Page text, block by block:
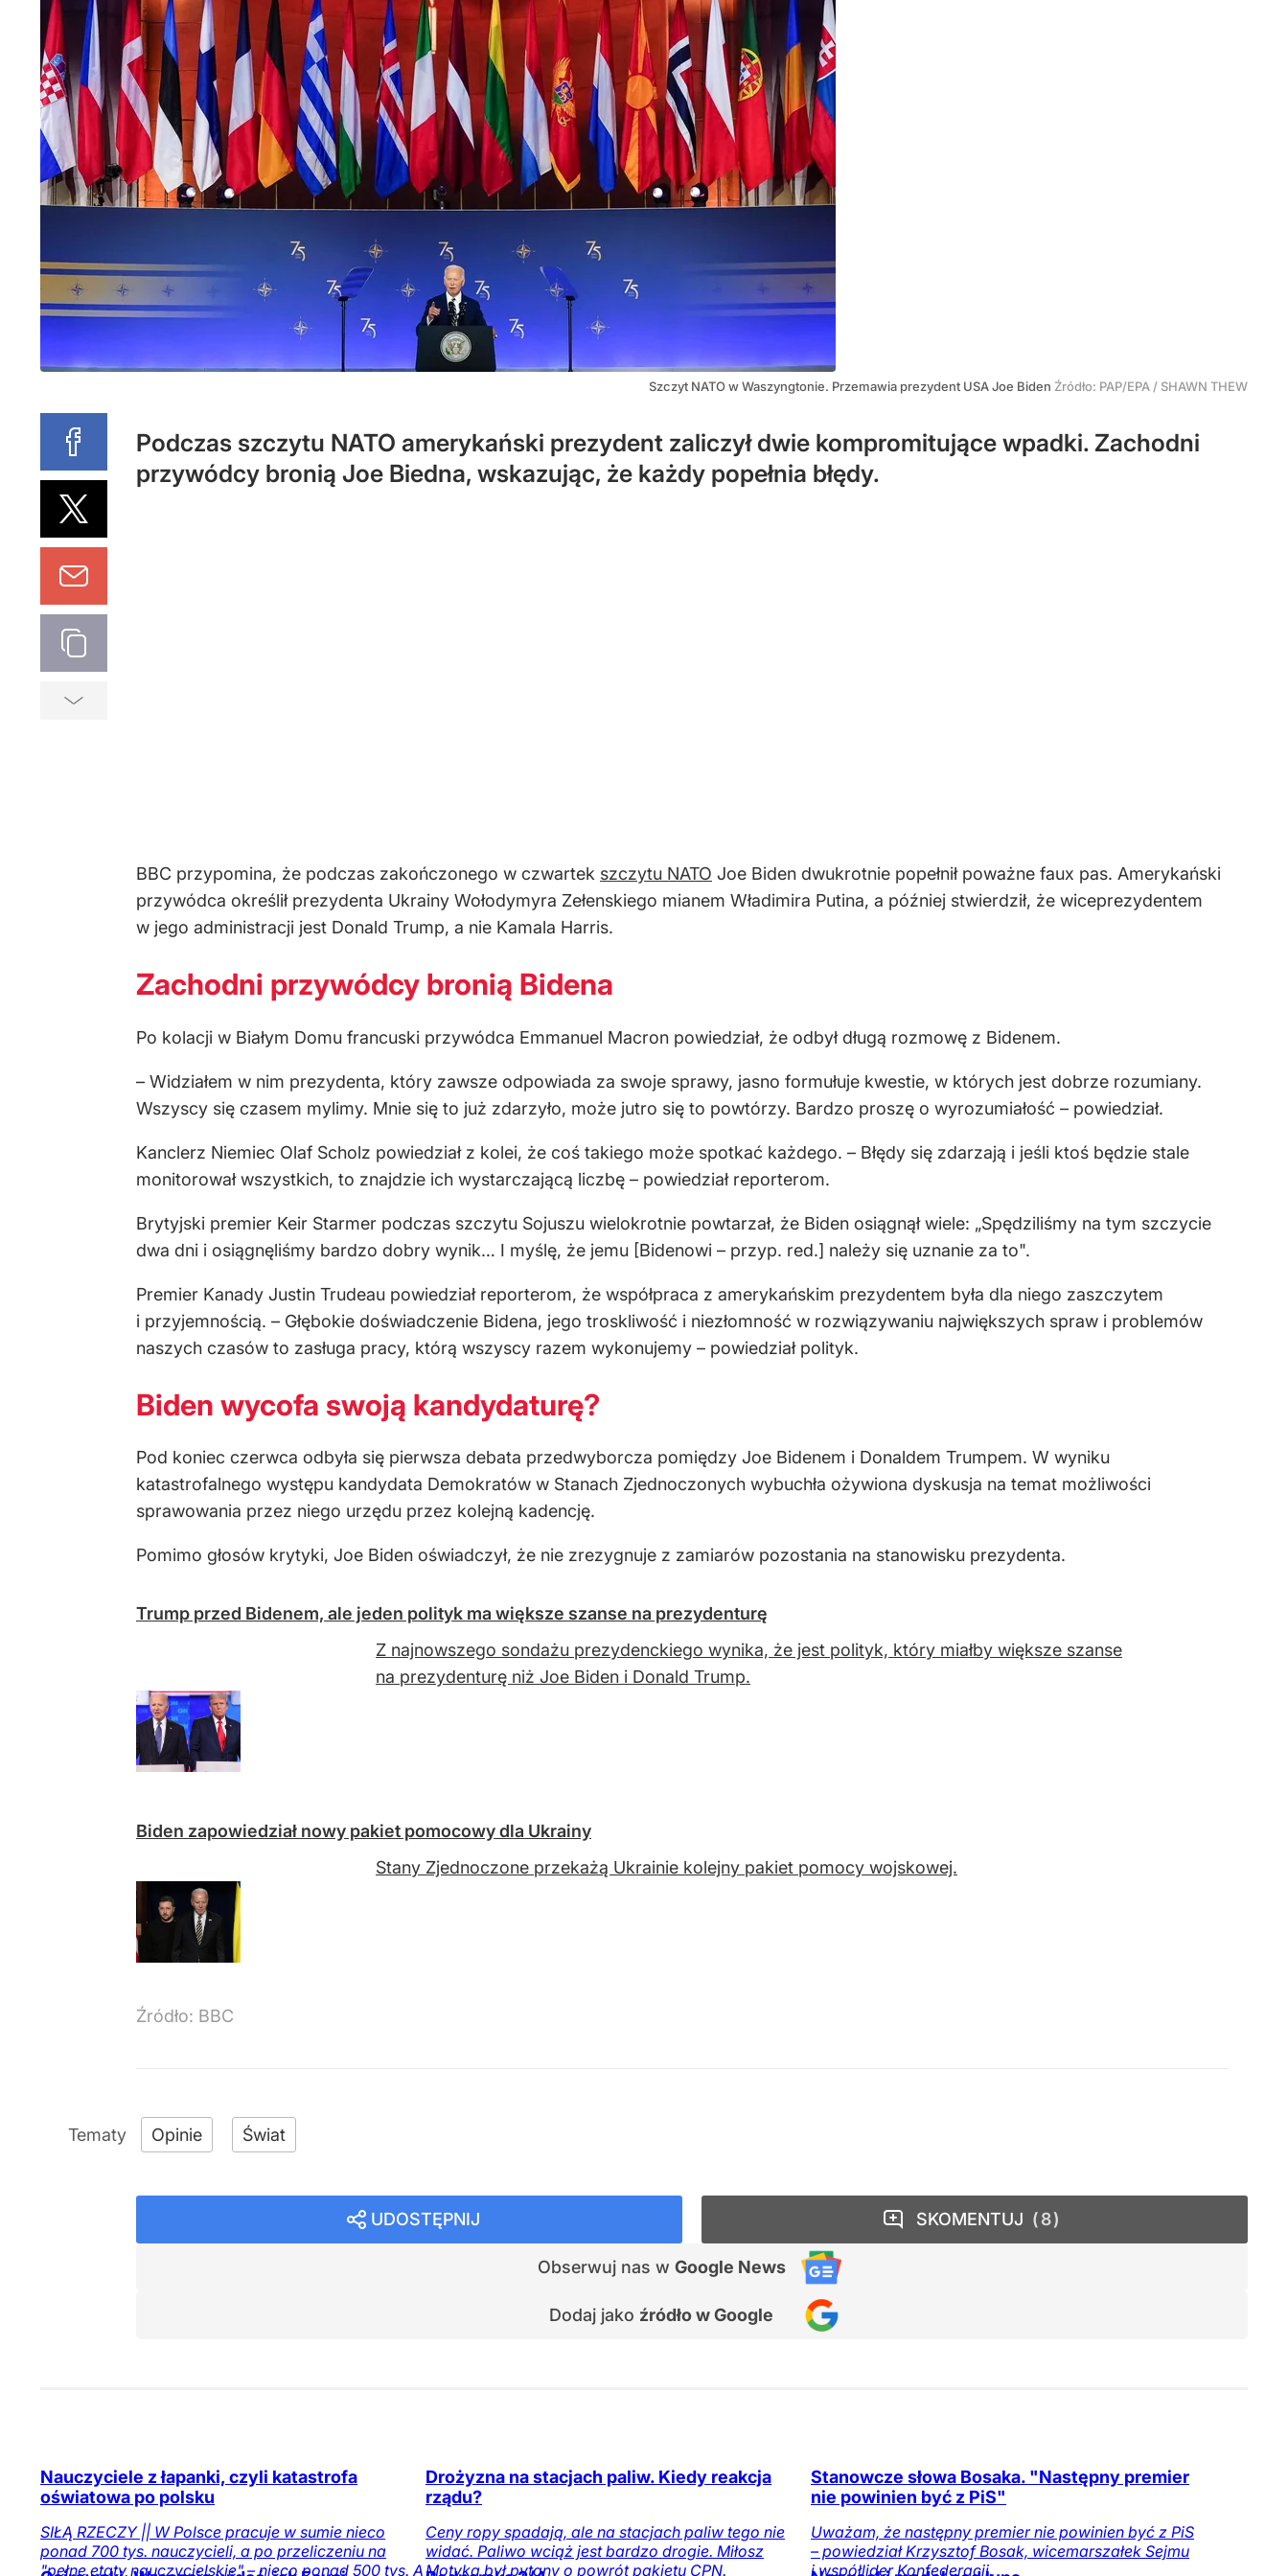
Szczyt NATO w Waszyngtonie. Przemawia prezydent USA Joe Biden Źródło: PAP/EPA / SHAWN THEW
Podczas szczytu NATO amerykański prezydent zaliczył dwie kompromitujące wpadki. Zachodni
przywódcy bronią Joe Biedna, wskazując, że każdy popełnia błędy.
BBC przypomina, że podczas zakończonego w czwartek szczytu NATO Joe Biden dwukrotnie popełnił poważne faux pas. Amerykański
przywódca określił prezydenta Ukrainy Wołodymyra Zełenskiego mianem Władimira Putina, a później stwierdził, że wiceprezydentem
w jego administracji jest Donald Trump, a nie Kamala Harris.
Zachodni przywódcy bronią Bidena
Po kolacji w Białym Domu francuski przywódca Emmanuel Macron powiedział, że odbył długą rozmowę z Bidenem.
– Widziałem w nim prezydenta, który zawsze odpowiada za swoje sprawy, jasno formułuje kwestie, w których jest dobrze rozumiany.
Wszyscy się czasem mylimy. Mnie się to już zdarzyło, może jutro się to powtórzy. Bardzo proszę o wyrozumiałość – powiedział.
Kanclerz Niemiec Olaf Scholz powiedział z kolei, że coś takiego może spotkać każdego. – Błędy się zdarzają i jeśli ktoś będzie stale
monitorował wszystkich, to znajdzie ich wystarczającą liczbę – powiedział reporterom.
Brytyjski premier Keir Starmer podczas szczytu Sojuszu wielokrotnie powtarzał, że Biden osiągnął wiele: „Spędziliśmy na tym szczycie
dwa dni i osiągnęliśmy bardzo dobry wynik… I myślę, że jemu [Bidenowi – przyp. red.] należy się uznanie za to".
Premier Kanady Justin Trudeau powiedział reporterom, że współpraca z amerykańskim prezydentem była dla niego zaszczytem
i przyjemnością. – Głębokie doświadczenie Bidena, jego troskliwość i niezłomność w rozwiązywaniu największych spraw i problemów
naszych czasów to zasługa pracy, którą wszyscy razem wykonujemy – powiedział polityk.
Biden wycofa swoją kandydaturę?
Pod koniec czerwca odbyła się pierwsza debata przedwyborcza pomiędzy Joe Bidenem i Donaldem Trumpem. W wyniku
katastrofalnego występu kandydata Demokratów w Stanach Zjednoczonych wybuchła ożywiona dyskusja na temat możliwości
sprawowania przez niego urzędu przez kolejną kadencję.
Pomimo głosów krytyki, Joe Biden oświadczył, że nie zrezygnuje z zamiarów pozostania na stanowisku prezydenta.
Trump przed Bidenem, ale jeden polityk ma większe szanse na prezydenturę
Z najnowszego sondażu prezydenckiego wynika, że jest polityk, który miałby większe szanse
na prezydenturę niż Joe Biden i Donald Trump.
Biden zapowiedział nowy pakiet pomocowy dla Ukrainy
Stany Zjednoczone przekażą Ukrainie kolejny pakiet pomocy wojskowej.
Źródło: BBC
Opinie Świat
UDOSTĘPNIJ
Obserwuj nas w Google News
Dodaj jako źródło w Google
SKOMENTUJ 8
Nauczyciele z łapanki, czyli katastrofa
oświatowa po polsku
SIŁĄ RZECZY || W Polsce pracuje w sumie nieco
ponad 700 tys. nauczycieli, a po przeliczeniu na
"pełne etaty nauczycielskie" – nieco ponad 500 tys. A
Drożyzna na stacjach paliw. Kiedy reakcja
rządu?
Ceny ropy spadają, ale na stacjach paliw tego nie
widać. Paliwo wciąż jest bardzo drogie. Miłosz
Motyka był pytany o powrót pakietu CPN.
Stanowcze słowa Bosaka. "Następny premier
nie powinien być z PiS"
Uważam, że następny premier nie powinien być z PiS
– powiedział Krzysztof Bosak, wicemarszałek Sejmu
i współlider Konfederacji.